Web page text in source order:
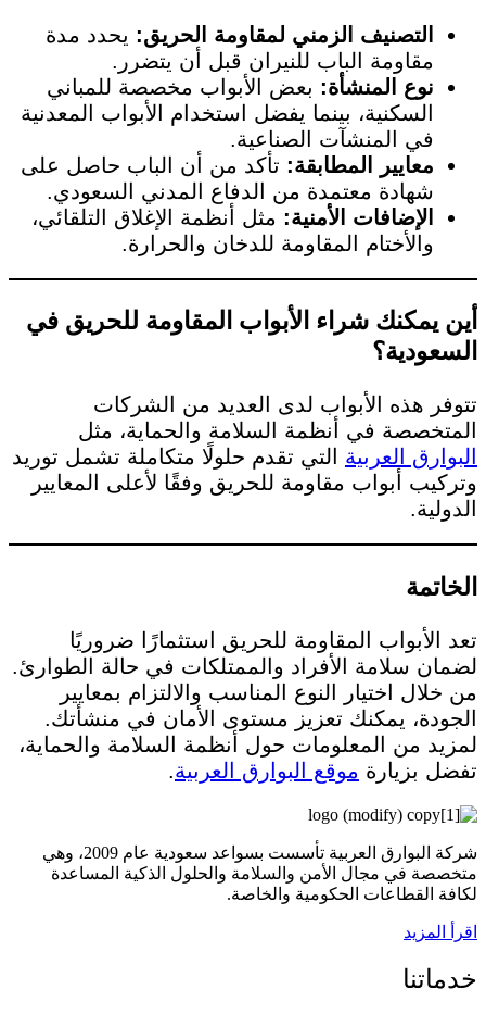
التصنيف الزمني لمقاومة الحريق:يحدد مدة
مقاومة الباب للنيران قبل أن يتضرر.
نوع المنشأة:بعض الأبواب مخصصة للمباني
السكنية، بينما يفضل استخدام الأبواب المعدنية
في المنشآت الصناعية.
معايير المطابقة:تأكد من أن الباب حاصل على
شهادة معتمدة من الدفاع المدني السعودي.
الإضافات الأمنية:مثل أنظمة الإغلاق التلقائي،
والأختام المقاومة للدخان والحرارة.
أين يمكنك شراء الأبواب المقاومة للحريق في
السعودية؟
تتوفر هذه الأبواب لدى العديد من الشركات
المتخصصة في أنظمة السلامة والحماية، مثل
البوارق العربيةالتي تقدم حلولًا متكاملة تشمل توريد
وتركيب أبواب مقاومة للحريق وفقًا لأعلى المعايير
الدولية.
الخاتمة
تعد الأبواب المقاومة للحريق استثمارًا ضروريًا
لضمان سلامة الأفراد والممتلكات في حالة الطوارئ.
من خلال اختيار النوع المناسب والالتزام بمعايير
الجودة، يمكنك تعزيز مستوى الأمان في منشأتك.
لمزيد من المعلومات حول أنظمة السلامة والحماية،
تفضل بزيارة موقع البوارق العربية.
شركة البوارق العربية تأسست بسواعد سعودية عام 2009، وهي
متخصصة في مجال الأمن والسلامة والحلول الذكية المساعدة
لكافة القطاعات الحكومية والخاصة.
اقرأ المزيد
خدماتنا